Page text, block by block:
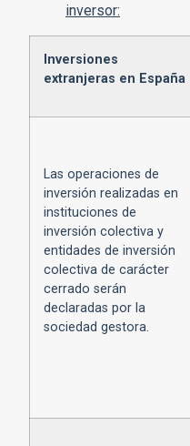
inversor:
Inversiones
extranjeras en España
Las operaciones de
inversión realizadas en
instituciones de
inversión colectiva y
entidades de inversión
colectiva de carácter
cerrado serán
declaradas por la
sociedad gestora.